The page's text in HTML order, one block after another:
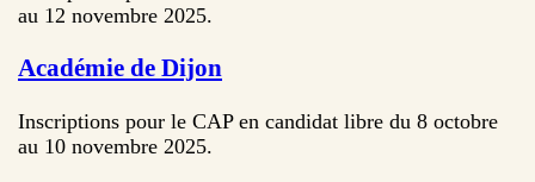
au 12 novembre 2025.
Académie de Dijon
Inscriptions pour le CAP en candidat libre du 8 octobre
au 10 novembre 2025.